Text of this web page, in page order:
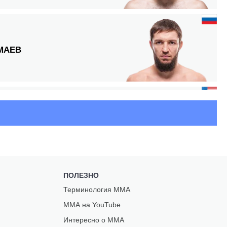
ПОЛЕЗНО
Терминология ММА
ММА на YouTube
Интересно о ММА